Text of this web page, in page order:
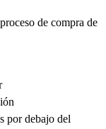
de compra de
por debajo del